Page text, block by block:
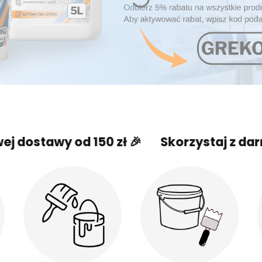
od 150 zł 🎉 Skorzystaj z darmowej